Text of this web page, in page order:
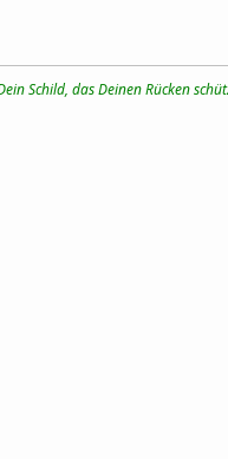
Schild, das Deinen Rücken